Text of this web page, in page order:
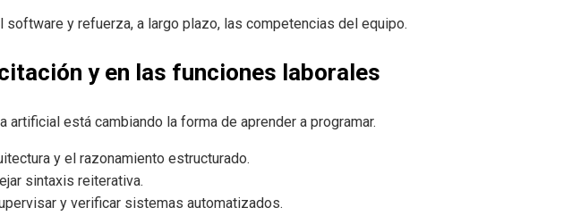
y refuerza, a largo plazo, las competencias del equipo.
y en las funciones laborales
artificial está cambiando la forma de aprender a programar.
y el razonamiento estructurado.
sintaxis reiterativa.
y verificar sistemas automatizados.